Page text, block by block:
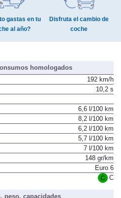
gastas en tu
al año?
Disfruta el cambio de
coche
homologados
192 km/h
10,2 s
6,6 l/100 km
8,2 l/100 km
6,2 l/100 km
5,7 l/100 km
7 l/100 km
148 gr/km
Euro 6
C
peso, capacidades